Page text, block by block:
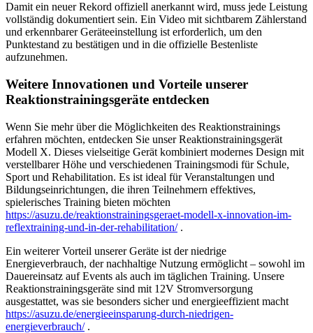
Damit ein neuer Rekord offiziell anerkannt wird, muss jede Leistung
vollständig dokumentiert sein. Ein Video mit sichtbarem Zählerstand
und erkennbarer Geräteeinstellung ist erforderlich, um den
Punktestand zu bestätigen und in die offizielle Bestenliste
aufzunehmen.
Weitere Innovationen und Vorteile unserer
Reaktionstrainingsgeräte entdecken
Wenn Sie mehr über die Möglichkeiten des Reaktionstrainings
erfahren möchten, entdecken Sie unser Reaktionstrainingsgerät
Modell X. Dieses vielseitige Gerät kombiniert modernes Design mit
verstellbarer Höhe und verschiedenen Trainingsmodi für Schule,
Sport und Rehabilitation. Es ist ideal für Veranstaltungen und
Bildungseinrichtungen, die ihren Teilnehmern effektives,
spielerisches Training bieten möchten
https://asuzu.de/reaktionstrainingsgeraet-modell-x-innovation-im-
reflextraining-und-in-der-rehabilitation/.
Ein weiterer Vorteil unserer Geräte ist der niedrige
Energieverbrauch, der nachhaltige Nutzung ermöglicht – sowohl im
Dauereinsatz auf Events als auch im täglichen Training. Unsere
Reaktionstrainingsgeräte sind mit 12V Stromversorgung
ausgestattet, was sie besonders sicher und energieeffizient macht
https://asuzu.de/energieeinsparung-durch-niedrigen-
energieverbrauch/.